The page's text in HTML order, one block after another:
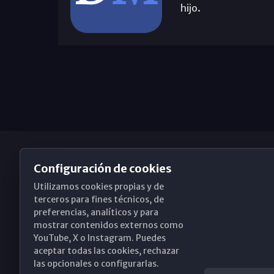
hijo.
Obispado de Málaga
Santa María, 18-20. 29015 Málaga
(+34) 952 224 386
Configuración de cookies
Utilizamos cookies propias y de
terceros para fines técnicos, de
preferencias, analíticos y para
mostrar contenidos externos como
YouTube, X o Instagram. Puedes
aceptar todas las cookies, rechazar
las opcionales o configurarlas.